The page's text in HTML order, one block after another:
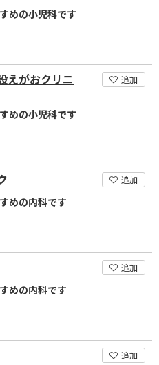
めの小児科です
えがおクリニ
追加
めの小児科です
追加
めの内科です
追加
めの内科です
追加